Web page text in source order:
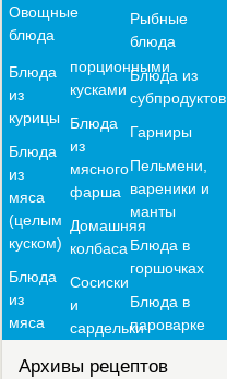
Овощные
блюда
Блюда
из
курицы
Блюда
из
мяса
(целым
куском)
Блюда
из
мяса
порционными
кусками
Блюда
из
мясного
фарша
Домашняя
колбаса
Сосиски
и
сардельки
Рыбные
блюда
Блюда из
субпродуктов
Гарниры
Пельмени,
вареники и
манты
Блюда в
горшочках
Блюда в
пароварке
Архивы рецептов